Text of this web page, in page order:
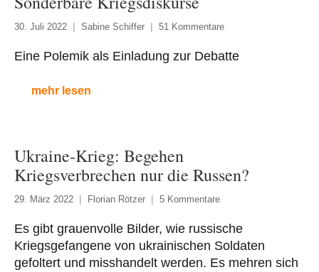
30. Juli 2022 Sabine Schiffer 51 Kommentare
Eine Polemik als Einladung zur Debatte
mehr lesen
Ukraine-Krieg: Begehen
Kriegsverbrechen nur die Russen?
29. März 2022 Florian Rötzer 5 Kommentare
Es gibt grauenvolle Bilder, wie russische
Kriegsgefangene von ukrainischen Soldaten
gefoltert und misshandelt werden. Es mehren sich